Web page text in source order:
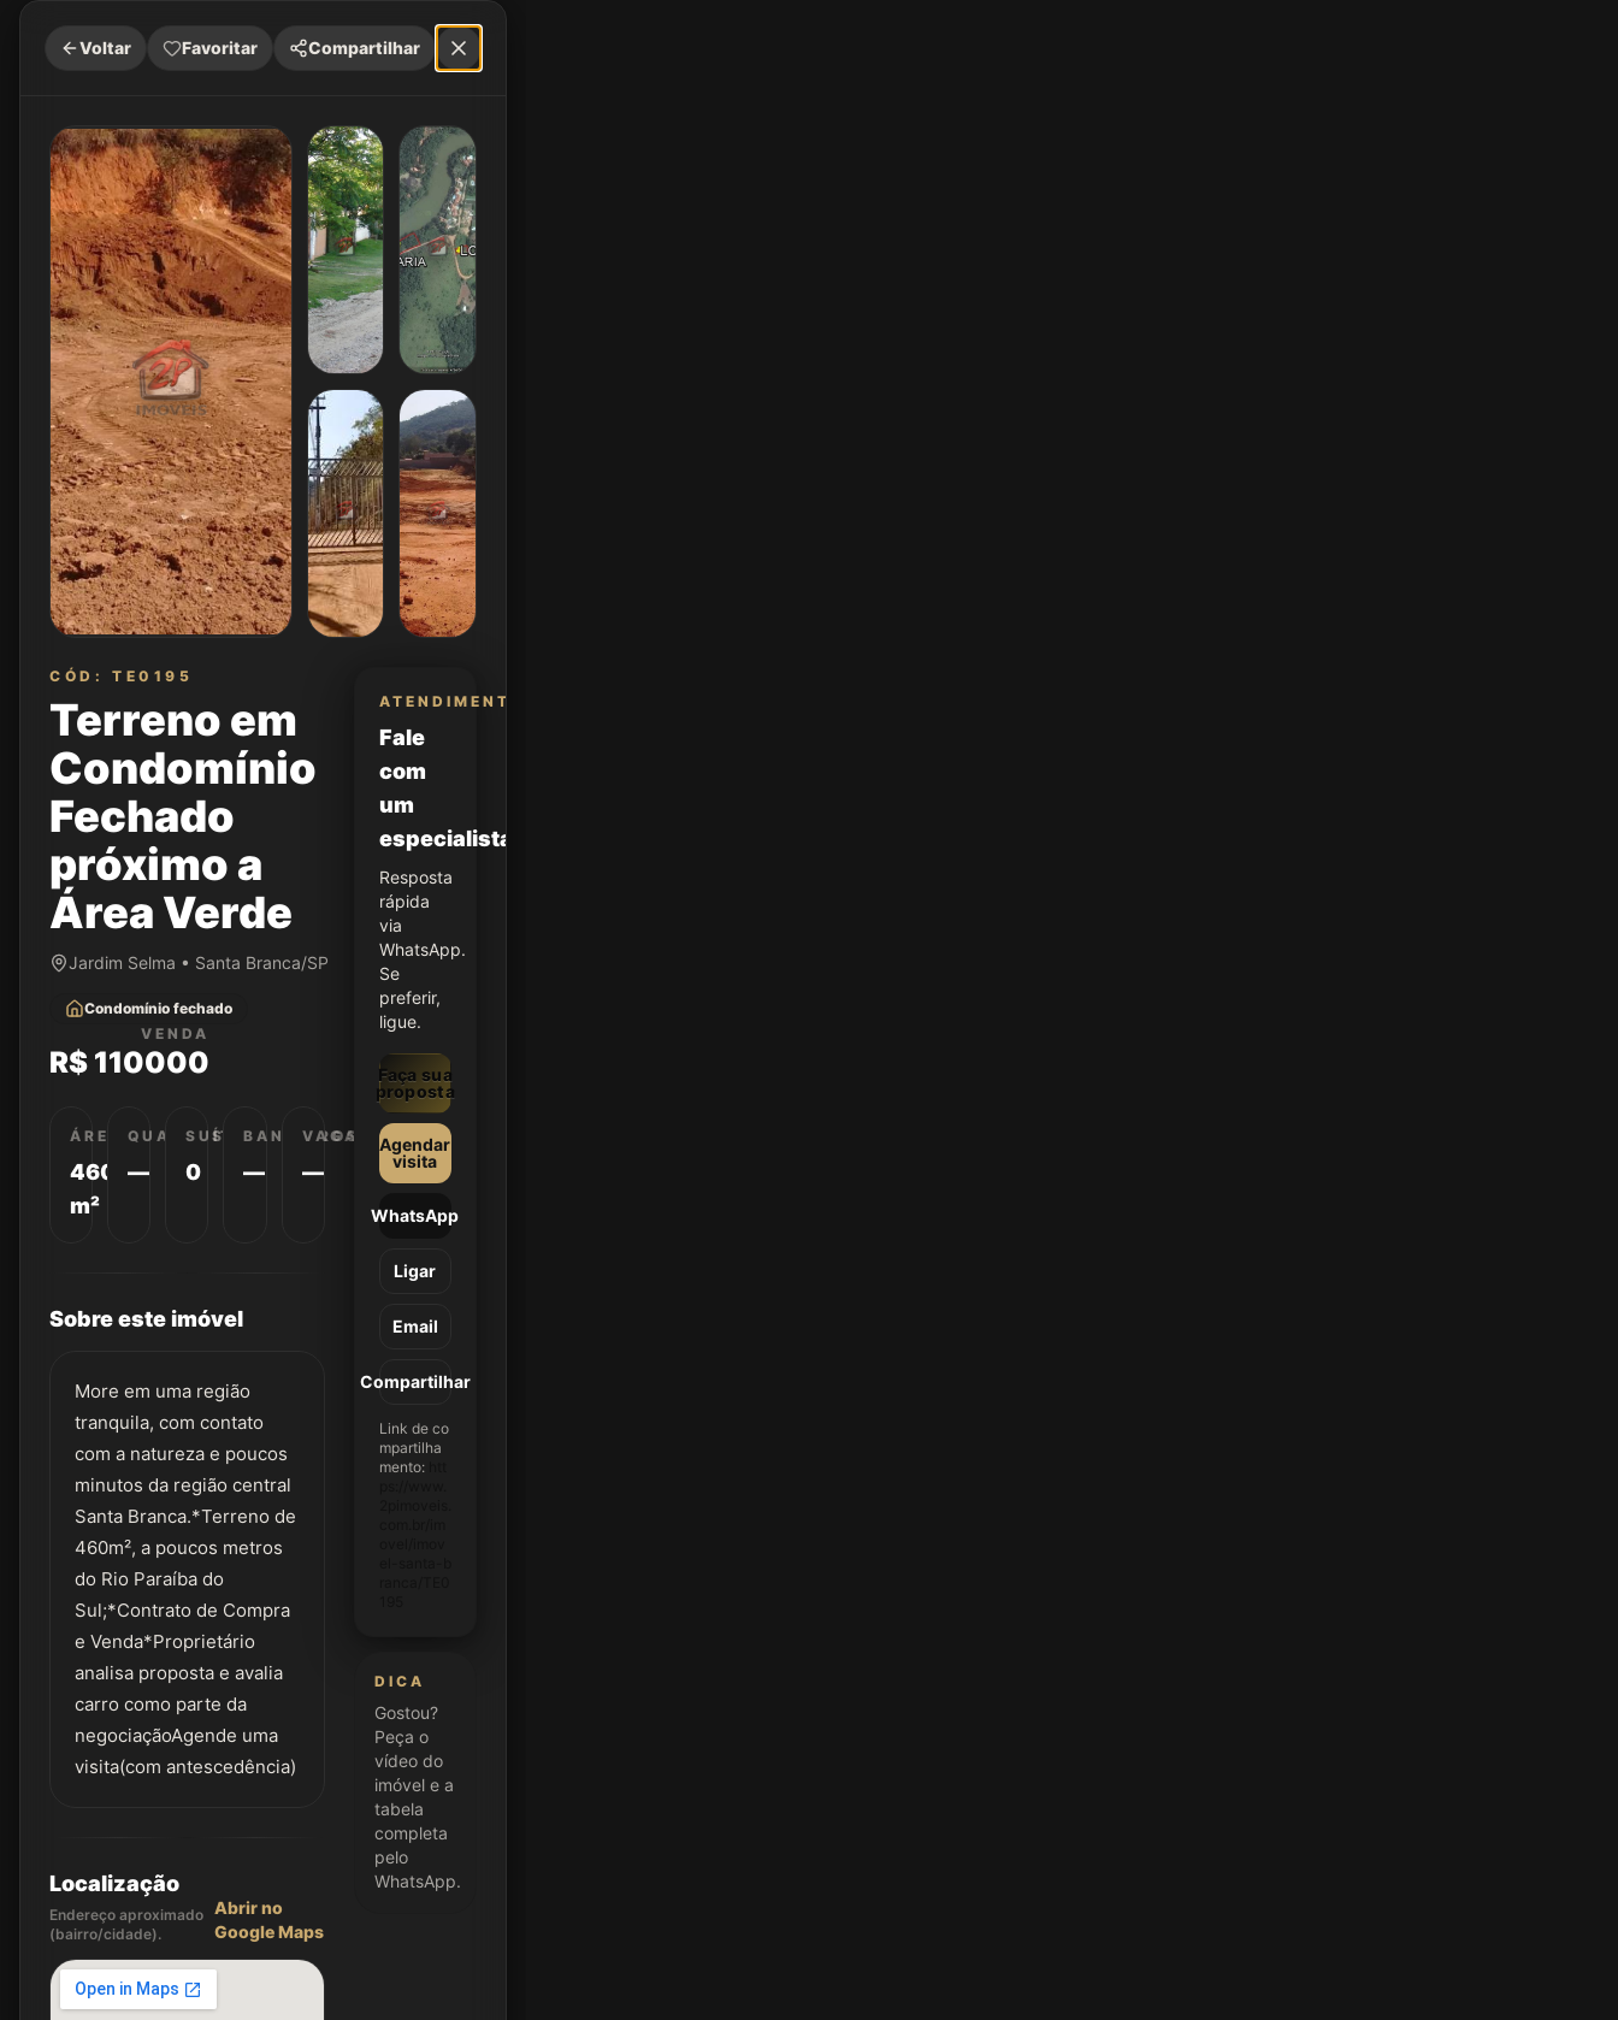
Voltar Favoritar Compartilhar
CÓD: TE0195
Terreno em
Condomínio
Fechado
próximo a
Área Verde
Jardim Selma • Santa Branca/SP
Condomínio fechado
VENDA
R$ 110000
ÁREA
460
m²
QUARTOS
—
SUÍTES
0
BANHEIROS
—
VAGAS
—
Sobre este imóvel
More em uma região
tranquila, com contato
com a natureza e poucos
minutos da região central
Santa Branca.*Terreno de
460m², a poucos metros
do Rio Paraíba do
Sul;*Contrato de Compra
e Venda*Proprietário
analisa proposta e avalia
carro como parte da
negociaçãoAgende uma
visita(com antescedência)
Localização
Endereço aproximado
(bairro/cidade).
Abrir no
Google Maps
ATENDIMENTO
Fale
com
um
especialista
Resposta
rápida
via
WhatsApp.
Se
preferir,
ligue.
Faça sua
proposta
Agendar
visita
WhatsApp
Ligar
Email
Compartilhar
Link de co
mpartilha
mento:
DICA
Gostou?
Peça o
vídeo do
imóvel e a
tabela
completa
pelo
WhatsApp.